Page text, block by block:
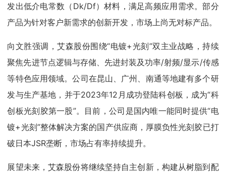
发出低介电常数（Dk/Df）材料，满足高频应用需求。部分
产品为针对客户新需求的创新开发，市场上尚无对标产品。
向文胜强调，艾森股份围绕“电镀+光刻”双主业战略，持续
聚焦先进节点逻辑与存储、先进封装及功率/射频/显示/传感
等特色应用领域。公司在昆山、广州、南通等地建有多个研
发与生产基地，并于2023年12月成功登陆科创板，成为“科
创板光刻胶第一股”。目前，公司是国内唯一能同时提供“电
镀+光刻”整体解决方案的国产供应商，厚膜负性光刻胶已打
破日本JSR垄断，市场占有率持续提升。
展望未来，艾森股份将继续坚持自主创新，构建从树脂到配